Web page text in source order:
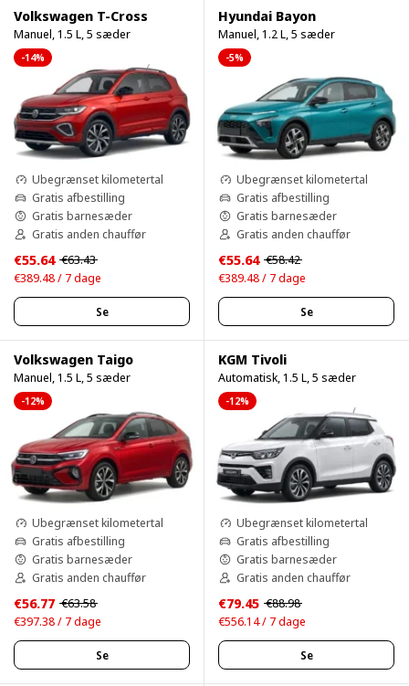
Volkswagen T-Cross
Manuel, 1.5 L, 5 sæder
-14%
Ubegrænset kilometertal
Gratis afbestilling
Gratis barnesæder
Gratis anden chauffør
€55.64 €63.43
€389.48 / 7 dage
Se
Hyundai Bayon
Manuel, 1.2 L, 5 sæder
-5%
Ubegrænset kilometertal
Gratis afbestilling
Gratis barnesæder
Gratis anden chauffør
€55.64 €58.42
€389.48 / 7 dage
Se
Volkswagen Taigo
Manuel, 1.5 L, 5 sæder
-12%
Ubegrænset kilometertal
Gratis afbestilling
Gratis barnesæder
Gratis anden chauffør
€56.77 €63.58
€397.38 / 7 dage
Se
KGM Tivoli
Automatisk, 1.5 L, 5 sæder
-12%
Ubegrænset kilometertal
Gratis afbestilling
Gratis barnesæder
Gratis anden chauffør
€79.45 €88.98
€556.14 / 7 dage
Se